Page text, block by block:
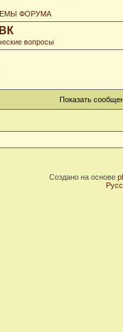
ФОРУМА
вопросы
Показать
Создано на основе